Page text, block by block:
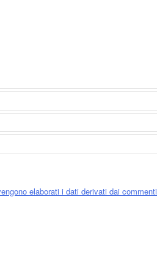
elaborati i dati derivati dai commenti